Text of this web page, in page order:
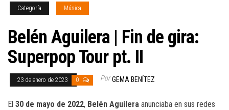
Categoría Música
Belén Aguilera | Fin de gira:
Superpop Tour pt. II
23 de enero de 2023 0 Por GEMA BENÍTEZ
El 30 de mayo de 2022, Belén Aguilera anunciaba en sus redes